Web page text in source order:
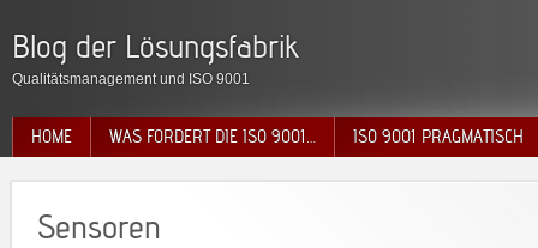
Blog der Lösungsfabrik
Qualitätsmanagement und ISO 9001
HOME WAS FORDERT DIE ISO 9001… ISO 9001 PRAGMATISCH
Sensoren